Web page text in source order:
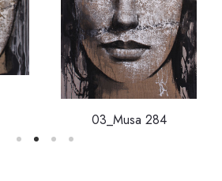
03_Musa 284